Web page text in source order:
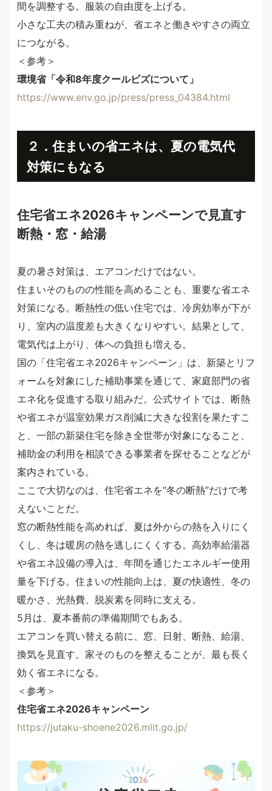
間を調整する。服装の自由度を上げる。
小さな工夫の積み重ねが、省エネと働きやすさの両立
につながる。
＜参考＞
環境省「令和8年度クールビズについて」
https://www.env.go.jp/press/press_04384.html
２．住まいの省エネは、夏の電気代
対策にもなる
住宅省エネ2026キャンペーンで見直す
断熱・窓・給湯
夏の暑さ対策は、エアコンだけではない。
住まいそのものの性能を高めることも、重要な省エネ
対策になる。断熱性の低い住宅では、冷房効率が下が
り、室内の温度差も大きくなりやすい。結果として、
電気代は上がり、体への負担も増える。
国の「住宅省エネ2026キャンペーン」は、新築とリフ
ォームを対象にした補助事業を通じて、家庭部門の省
エネ化を促進する取り組みだ。公式サイトでは、断熱
や省エネが温室効果ガス削減に大きな役割を果たすこ
と、一部の新築住宅を除き全世帯が対象になること、
補助金の利用を相談できる事業者を探せることなどが
案内されている。
ここで大切なのは、住宅省エネを“冬の断熱”だけで考
えないことだ。
窓の断熱性能を高めれば、夏は外からの熱を入りにく
くし、冬は暖房の熱を逃しにくくする。高効率給湯器
や省エネ設備の導入は、年間を通じたエネルギー使用
量を下げる。住まいの性能向上は、夏の快適性、冬の
暖かさ、光熱費、脱炭素を同時に支える。
5月は、夏本番前の準備期間でもある。
エアコンを買い替える前に、窓、日射、断熱、給湯、
換気を見直す。家そのものを整えることが、最も長く
効く省エネになる。
＜参考＞
住宅省エネ2026キャンペーン
https://jutaku-shoene2026.mlit.go.jp/